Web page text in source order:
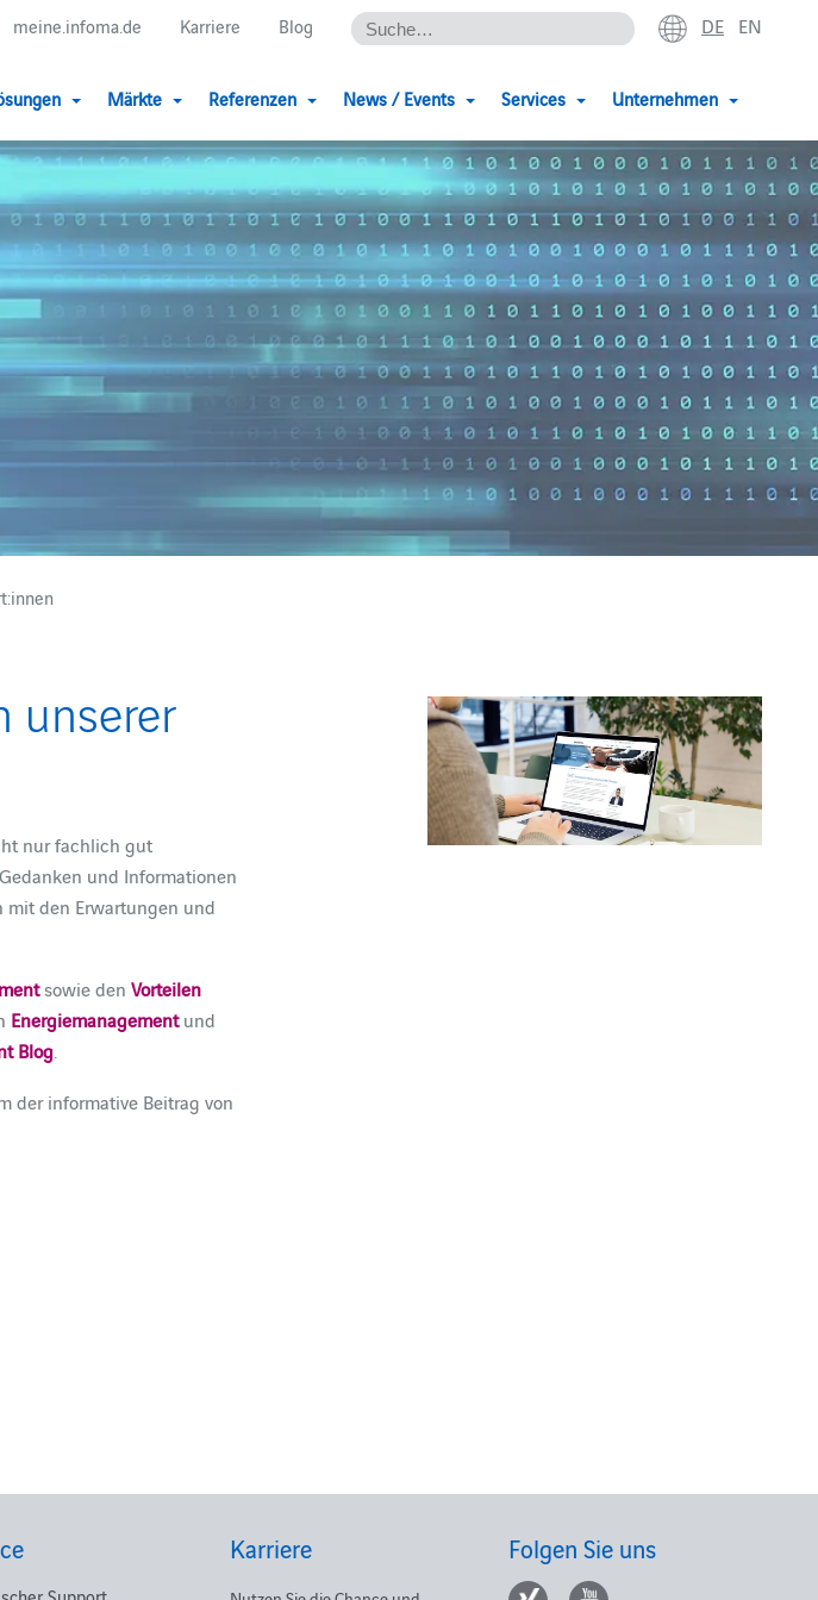
meine.infoma.de Karriere Blog DE EN
Märkte Referenzen News / Events Services Unternehmen
unserer
nur fachlich gut
und Informationen
mit den Erwartungen und
sowie denVorteilen
Energiemanagement und
Blog
der informative Beitrag von
Karriere Folgen Sie uns